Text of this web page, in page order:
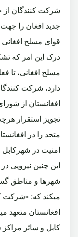
شرکت کنندگان از
جدید افغان را
قوای مسلح افغانی
درک این امر که
مسلح افغانی، تا
دارد، شرکت
افغانستان از
تجویز استقرار
متحد را در
امنیت در
این چنین نیرویی
شهرها و مناطق
میکند که: «شرکت
افغانستان متعهد
کابل و سائر